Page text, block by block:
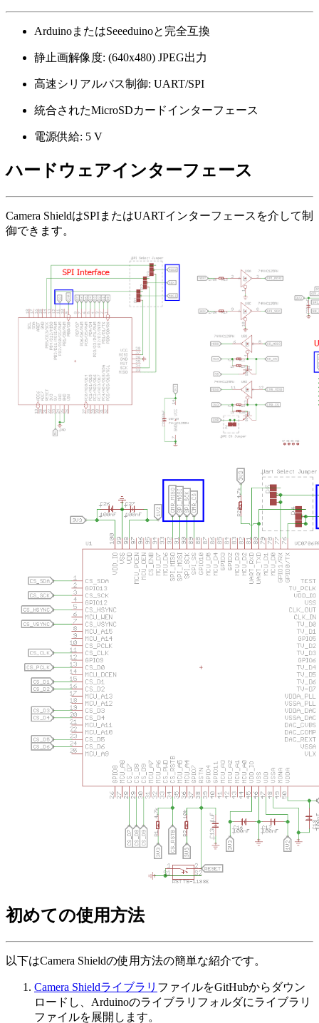
ArduinoまたはSeeeduinoと完全互換
静止画解像度: (640x480) JPEG出力
高速シリアルバス制御: UART/SPI
統合されたMicroSDカードインターフェース
電源供給: 5 V
ハードウェアインターフェース
Camera ShieldはSPIまたはUARTインターフェースを介して制
御できます。
初めての使用方法
以下はCamera Shieldの使用方法の簡単な紹介です。
Camera Shieldライブラリ ファイルをGitHubからダウン
ロードし、Arduinoのライブラリフォルダにライブラリ
ファイルを展開します。